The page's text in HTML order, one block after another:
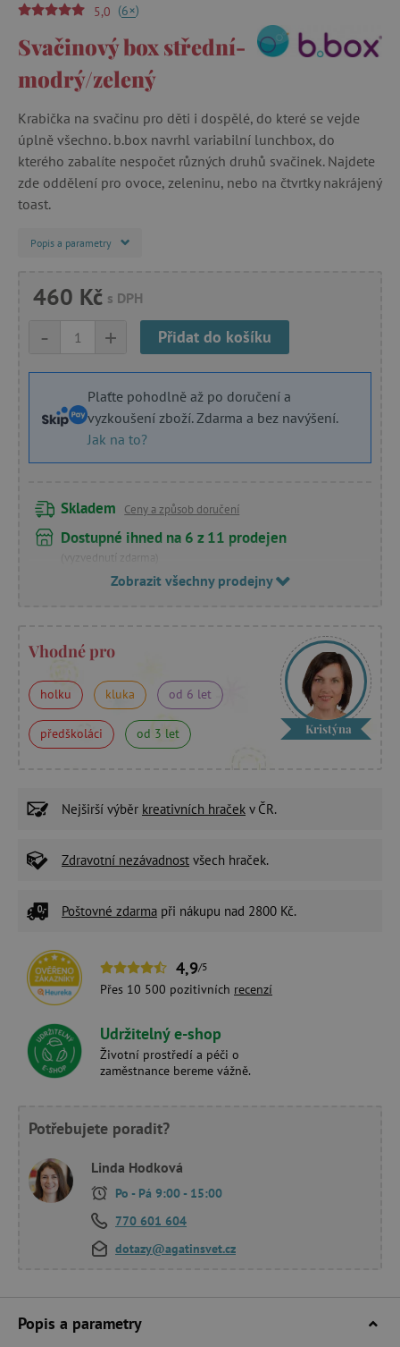
5,0 (6+)
Svačinový box střední-
modrý/zelený
Krabička na svačinu pro děti i dospělé, do které se vejde
úplně všechno. b.box navrhl variabilní lunchbox, do
kterého zabalíte nespočet různých druhů svačinek. Najdete
zde oddělení pro ovoce, zeleninu, nebo na čtvrtky nakrájený
toast.
Popis a parametry
460 Kč s DPH
+
- Přidat do košíku
Plaťte pohodlně až po doručení a
vyzkoušení zboží. Zdarma a bez navýšení.
Jak na to?
Skladem Ceny a způsob doručení
Dostupné ihned na 6 z 11 prodejen
(vyzvednutí zdarma)
Zobrazit všechny prodejny
Vhodné pro
holku kluka od 6 let
předškoláci od 3 let Kristýna
Nejširší výběr kreativních hraček v ČR.
Zdravotní nezávadnost všech hraček.
Poštovné zdarma při nákupu nad 2800 Kč.
4,9/5
Přes 10 500 pozitivních recenzí
Udržitelný e-shop
Životní prostředí a péči o
zaměstnance bereme vážně.
Potřebujete poradit?
Linda Hodková
Po - Pá 9:00 - 15:00
770 601 604
dotazy@agatinsvet.cz
Popis a parametry